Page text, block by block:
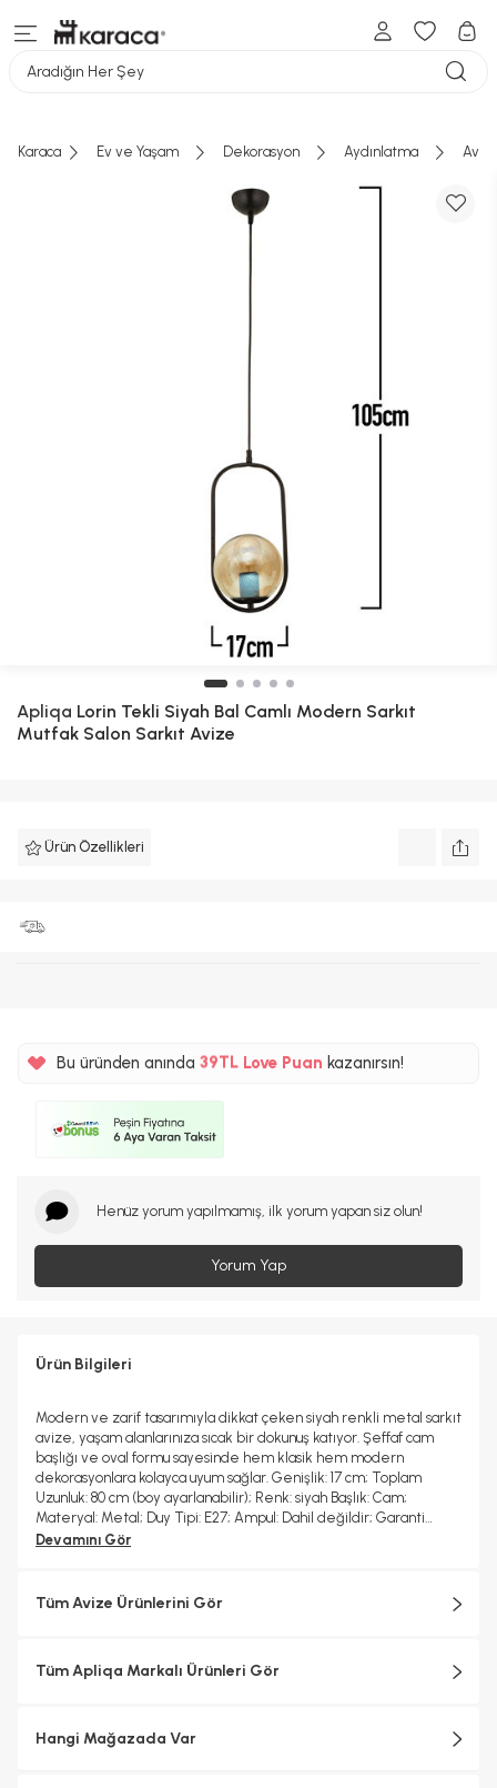
Aradığın Her Şey
Karaca Ev ve Yaşam Dekorasyon Aydınlatma
Apliqa Lorin Tekli Siyah Bal Camlı Modern Sarkıt
Mutfak Salon Sarkıt Avize
Ürün Özellikleri
Bu üründen anında 39TL Love Puan kazanırsın!
Henüz yorum yapılmamış, ilk yorum yapan siz olun!
Yorum Yap
Ürün Bilgileri
Modern ve zarif tasarımıyla dikkat çeken siyah renkli metal sarkıt
avize, yaşam alanlarınıza sıcak bir dokunuş katıyor. Şeffaf cam
başlığı ve oval formu sayesinde hem klasik hem modern
dekorasyonlara kolayca uyum sağlar. Genişlik: 17 cm; Toplam
Uzunluk: 80 cm (boy ayarlanabilir); Renk: siyah Başlık: Cam;
Materyal: Metal; Duy Tipi: E27; Ampul: Dahil değildir; Garanti
Süresi: 2 Yıl
Devamını Gör
Tüm Avize Ürünlerini Gör
Tüm Apliqa Markalı Ürünleri Gör
Hangi Mağazada Var